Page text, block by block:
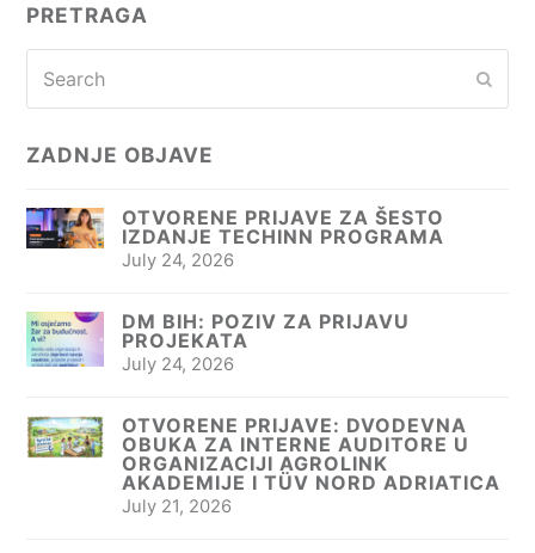
PRETRAGA
ZADNJE OBJAVE
OTVORENE PRIJAVE ZA ŠESTO
IZDANJE TECHINN PROGRAMA
July 24, 2026
DM BIH: POZIV ZA PRIJAVU
PROJEKATA
July 24, 2026
OTVORENE PRIJAVE: DVODEVNA
OBUKA ZA INTERNE AUDITORE U
ORGANIZACIJI AGROLINK
AKADEMIJE I TÜV NORD ADRIATICA
July 21, 2026